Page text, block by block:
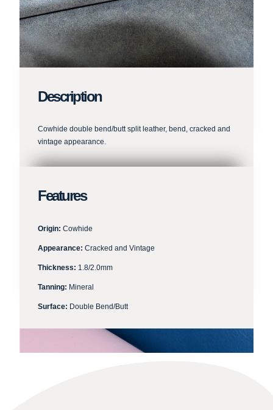
Description
Cowhide double bend/butt split leather, bend, cracked and
vintage appearance.
Features
Origin: Cowhide
Appearance: Cracked and Vintage
Thickness: 1.8/2.0mm
Tanning: Mineral
Surface: Double Bend/Butt